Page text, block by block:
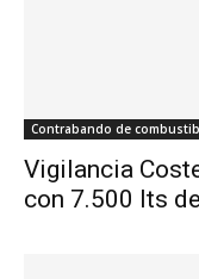
Contrabando de
Vigilancia
con 7.500 lts